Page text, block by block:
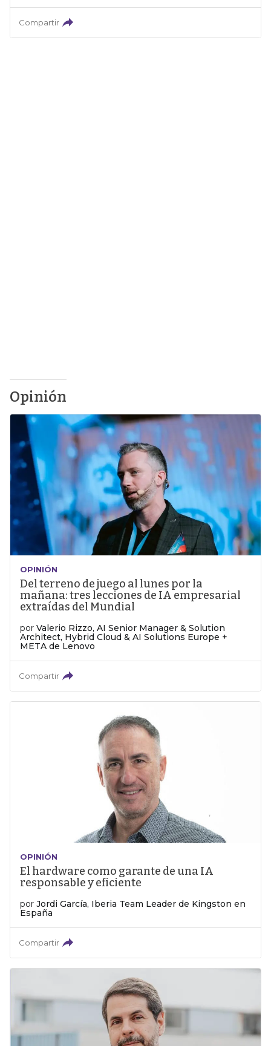
Compartir
Opinión
OPINIÓN
Del terreno de juego al lunes por la
mañana: tres lecciones de IA empresarial
extraídas del Mundial
por Valerio Rizzo, AI Senior Manager & Solution
Architect, Hybrid Cloud & AI Solutions Europe +
META de Lenovo
Compartir
OPINIÓN
El hardware como garante de una IA
responsable y eficiente
por Jordi García, Iberia Team Leader de Kingston en
España
Compartir